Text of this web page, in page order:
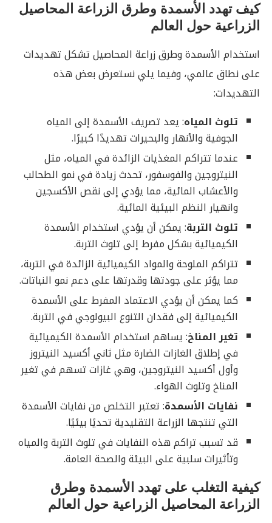
كيف تهدد الأسمدة وطرق الزراعة المحاصيل
الزراعية حول العالم
استخدام الأسمدة وطرق زراعة المحاصيل تشكل تهديدات
على نطاق عالمي، وفيما يلي نستعرض بعض هذه
التهديدات:
تلوث المياه: يعد تصريف الأسمدة إلى المياه
الجوفية والأنهار والبحيرات تهديدًا كبيرًا.
عندما تتراكم المغذيات الزائدة في المياه، مثل
النيتروجين والفوسفور، تحدث زيادة في نمو الطحالب
والأعشاب المائية، مما يؤدي إلى نقص الأكسجين
وانهيار النظم البيئية المائية.
تلوث التربة: يمكن أن يؤدي استخدام الأسمدة
الكيميائية بشكل مفرط إلى تلوث التربة.
تتراكم الملوحة والمواد الكيميائية الزائدة في التربة،
مما يؤثر على جودتها وقدرتها على دعم نمو النباتات.
كما يمكن أن يؤدي الاعتماد المفرط على الأسمدة
الكيميائية إلى فقدان التنوع البيولوجي في التربة.
تغير المناخ: يساهم استخدام الأسمدة الكيميائية
في إطلاق الغازات الضارة مثل ثاني أكسيد النيتروز
وأول أكسيد النيتروجين، وهي غازات تسهم في تغير
المناخ وتلوث الهواء.
نفايات الأسمدة: تعتبر التخلص من نفايات الأسمدة
التي تنتجها الزراعة التقليدية تحديًا بيئيًا.
قد تسبب تراكم هذه النفايات في تلوث التربة والمياه
وتأثيرات سلبية على البيئة والصحة العامة.
كيفية التغلب على تهدد الأسمدة وطرق
الزراعة المحاصيل الزراعية حول العالم